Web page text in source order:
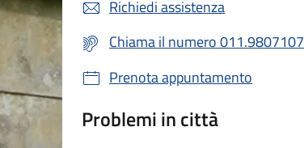
Richiedi assistenza
Chiama il numero 011.9807107
Prenota appuntamento
Problemi in città